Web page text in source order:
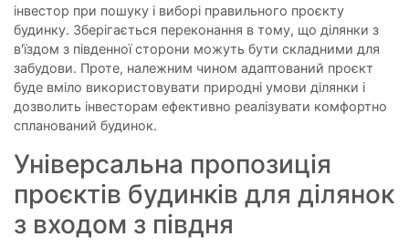
інвестор при пошуку і виборі правильного проєкту
будинку. Зберігається переконання в тому, що ділянки з
в'їздом з південної сторони можуть бути складними для
забудови. Проте, належним чином адаптований проєкт
буде вміло використовувати природні умови ділянки і
дозволить інвесторам ефективно реалізувати комфортно
спланований будинок.
Універсальна пропозиція
проєктів будинків для ділянок
з входом з півдня